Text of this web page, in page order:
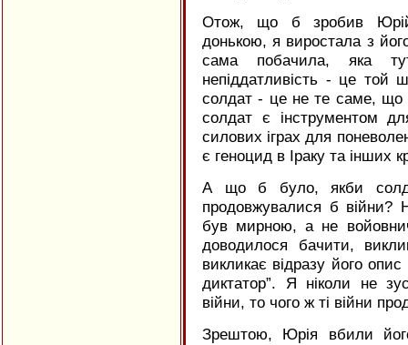
Отож, що б зробив Юрій
донькою, я виростала з
сама побачила, яка
непіддатливість - це той
солдат - це не те саме, що
солдат є інструментом
силових іграх для
є геноцид в Іраку та інших
А що б було, якби
продовжувалися б
був мирною, а не
доводилося бачити,
викликає відразу його
диктатор”. Я ніколи не
війни, то чого ж ті війни
Зрештою, Юрія вбили